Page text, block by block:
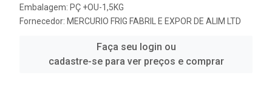
Embalagem: PÇ +OU-1,5KG
Fornecedor: MERCURIO FRIG FABRIL E EXPOR DE ALIM LTD
Faça seu login ou
cadastre-se para ver preços e comprar